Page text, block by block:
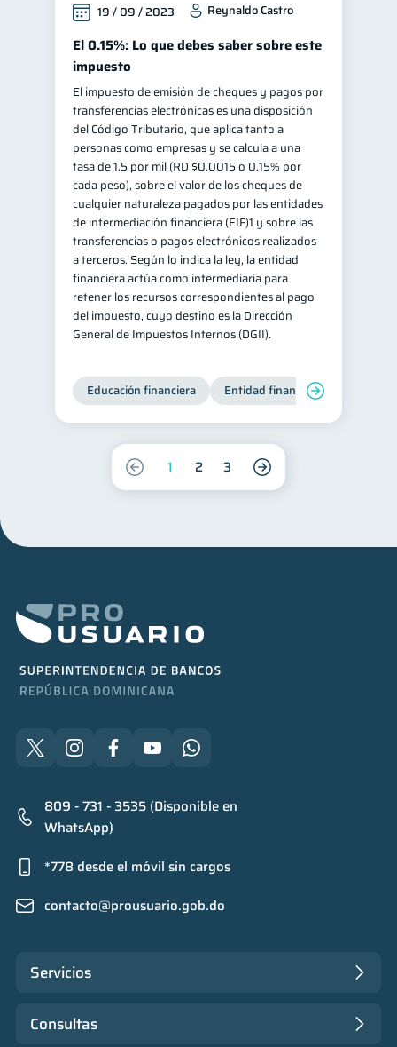
19 / 09 / 2023 Reynaldo Castro
El 0.15%: Lo que debes saber sobre este
impuesto
El impuesto de emisión de cheques y pagos por
transferencias electrónicas es una disposición
del Código Tributario, que aplica tanto a
personas como empresas y se calcula a una
tasa de 1.5 por mil (RD $0.0015 o 0.15% por
cada peso), sobre el valor de los cheques de
cualquier naturaleza pagados por las entidades
de intermediación financiera (EIF)1 y sobre las
transferencias o pagos electrónicos realizados
a terceros. Según lo indica la ley, la entidad
financiera actúa como intermediaria para
retener los recursos correspondientes al pago
del impuesto, cuyo destino es la Dirección
General de Impuestos Internos (DGII).
Educación financiera Entidad financiera
1 2 3
809 - 731 - 3535 (Disponible en
WhatsApp)
*778 desde el móvil sin cargos
contacto@prousuario.gob.do
Servicios
Consultas